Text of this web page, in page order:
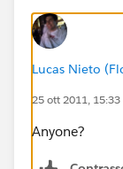
Lucas Nieto
25 ott 2011, 15:33
Anyone?